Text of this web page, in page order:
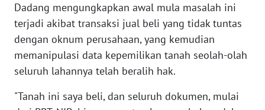
Dadang mengungkapkan awal mula masalah ini
terjadi akibat transaksi jual beli yang tidak tuntas
dengan oknum perusahaan, yang kemudian
memanipulasi data kepemilikan tanah seolah-olah
seluruh lahannya telah beralih hak.
"Tanah ini saya beli, dan seluruh dokumen, mulai
SUMBAR
WN
SUMSEL
BENGKULU